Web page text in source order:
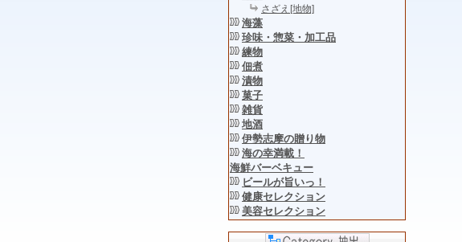
さざえ[地物]
海藻
珍味・惣菜・加工品
練物
佃煮
漬物
菓子
雑貨
地酒
伊勢志摩の贈り物
海の幸満載！
海鮮バーベキュー
ビールが旨いっ！
健康セレクション
美容セレクション